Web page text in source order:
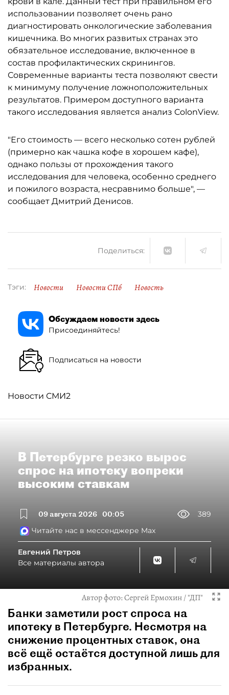
использовании позволяет очень рано
диагностировать онкологические заболевания
кишечника. Во многих развитых странах это
обязательное исследование, включенное в
состав профилактических скринингов.
Современные варианты теста позволяют свести
к минимуму получение ложноположительных
результатов. Примером доступного варианта
такого исследования является анализ ColonView.
"Его стоимость — всего несколько сотен рублей
(примерно как чашка кофе в хорошем кафе),
однако пользы от прохождения такого
исследования для человека, особенно среднего
и пожилого возраста, несравнимо больше", —
сообщает Дмитрий Денисов.
Поделиться:
Тэги: Новости Новости СПб Новость
Обсуждаем новости здесь
Присоединяйтесь!
Подписаться на новости
Новости СМИ2
В Петербурге резко вырос
спрос на ипотеку вопреки
высоким ставкам
09 августа 2026 00:05
389
Читайте нас в мессенджере Max
Евгений Петров
Все материалы автора
Автор фото:Сергей Ермохин / "ДП"
Банки заметили рост спроса на
ипотеку в Петербурге. Несмотря на
снижение процентных ставок, она
всё ещё остаётся доступной лишь для
избранных.